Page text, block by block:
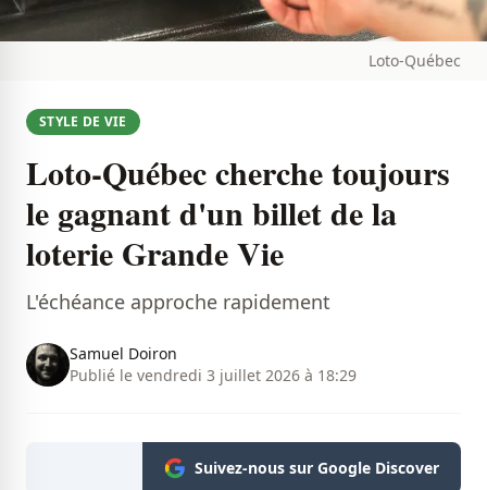
Loto-Québec
STYLE DE VIE
Loto-Québec cherche toujours
le gagnant d'un billet de la
loterie Grande Vie
L'échéance approche rapidement
Samuel Doiron
Publié le vendredi 3 juillet 2026 à 18:29
Suivez-nous sur Google Discover